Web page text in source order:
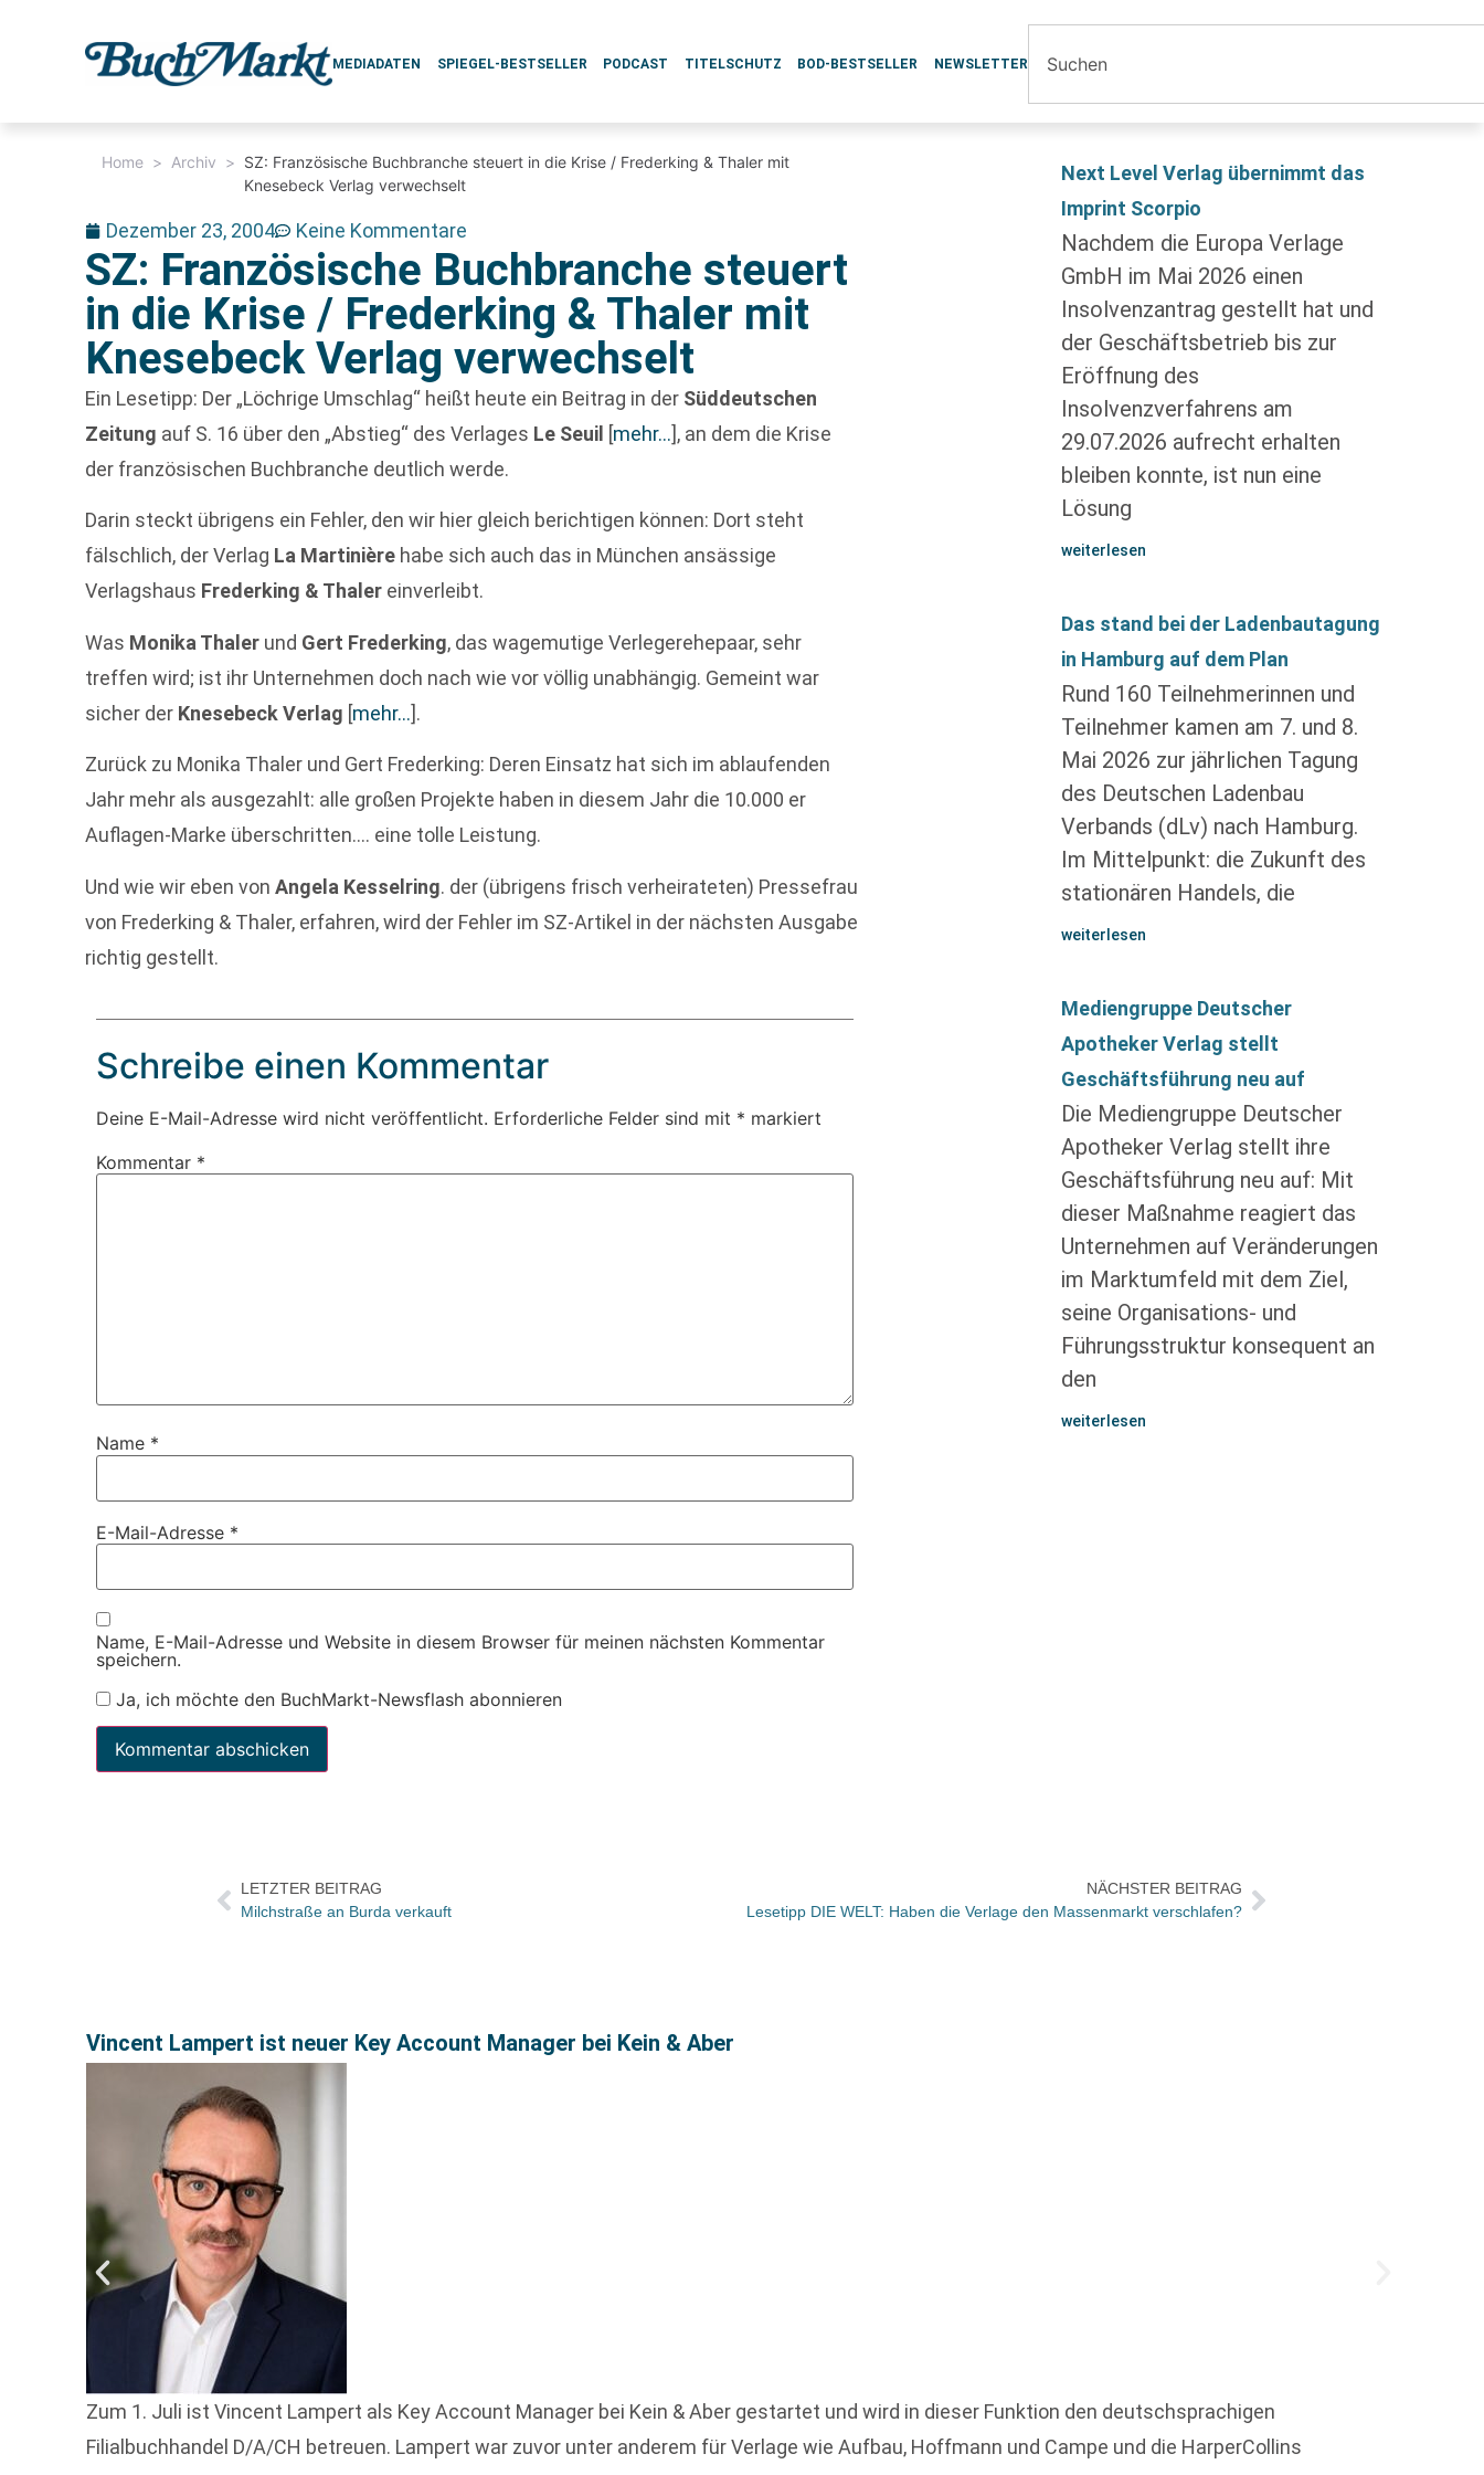
MEDIADATEN SPIEGEL-BESTSELLER PODCAST TITELSCHUTZ BOD-BESTSELLER NEWSLETTER
Home > Archiv > SZ: Französische Buchbranche steuert in die Krise / Frederking & Thaler mit
Knesebeck Verlag verwechselt
Dezember 23, 2004 Keine Kommentare
SZ: Französische Buchbranche steuert
in die Krise / Frederking & Thaler mit
Knesebeck Verlag verwechselt
Ein Lesetipp: Der „Löchrige Umschlag“ heißt heute ein Beitrag in der Süddeutschen
Zeitung auf S. 16 über den „Abstieg“ des Verlages Le Seuil [mehr…], an dem die Krise
der französischen Buchbranche deutlich werde.
Darin steckt übrigens ein Fehler, den wir hier gleich berichtigen können: Dort steht
fälschlich, der Verlag La Martinière habe sich auch das in München ansässige
Verlagshaus Frederking & Thaler einverleibt.
Was Monika Thaler und Gert Frederking, das wagemutige Verlegerehepaar, sehr
treffen wird; ist ihr Unternehmen doch nach wie vor völlig unabhängig. Gemeint war
sicher der Knesebeck Verlag [mehr…].
Zurück zu Monika Thaler und Gert Frederking: Deren Einsatz hat sich im ablaufenden
Jahr mehr als ausgezahlt: alle großen Projekte haben in diesem Jahr die 10.000 er
Auflagen-Marke überschritten…. eine tolle Leistung.
Und wie wir eben vonAngela Kesselring. der (übrigens frisch verheirateten) Pressefrau
von Frederking & Thaler, erfahren, wird der Fehler im SZ-Artikel in der nächsten Ausgabe
richtig gestellt.
Schreibe einen Kommentar
Deine E-Mail-Adresse wird nicht veröffentlicht. Erforderliche Felder sind mit * markiert
Kommentar *
Name *
E-Mail-Adresse *
Name, E-Mail-Adresse und Website in diesem Browser für meinen nächsten Kommentar
speichern.
Ja, ich möchte den BuchMarkt-Newsflash abonnieren
Next Level Verlag übernimmt das
Imprint Scorpio
Nachdem die Europa Verlage
GmbH im Mai 2026 einen
Insolvenzantrag gestellt hat und
der Geschäftsbetrieb bis zur
Eröffnung des
Insolvenzverfahrens am
29.07.2026 aufrecht erhalten
bleiben konnte, ist nun eine
Lösung
weiterlesen
Das stand bei der Ladenbautagung
in Hamburg auf dem Plan
Rund 160 Teilnehmerinnen und
Teilnehmer kamen am 7. und 8.
Mai 2026 zur jährlichen Tagung
des Deutschen Ladenbau
Verbands (dLv) nach Hamburg.
Im Mittelpunkt: die Zukunft des
stationären Handels, die
weiterlesen
Mediengruppe Deutscher
Apotheker Verlag stellt
Geschäftsführung neu auf
Die Mediengruppe Deutscher
Apotheker Verlag stellt ihre
Geschäftsführung neu auf: Mit
dieser Maßnahme reagiert das
Unternehmen auf Veränderungen
im Marktumfeld mit dem Ziel,
seine Organisations- und
Führungsstruktur konsequent an
den
weiterlesen
LETZTER BEITRAG
Milchstraße an Burda verkauft
NÄCHSTER BEITRAG
Lesetipp DIE WELT: Haben die Verlage den Massenmarkt verschlafen?
Vincent Lampert ist neuer Key Account Manager bei Kein & Aber
Zum 1. Juli ist Vincent Lampert als Key Account Manager bei Kein & Aber gestartet und wird in dieser Funktion den deutschsprachigen
Filialbuchhandel D/A/CH betreuen. Lampert war zuvor unter anderem für Verlage wie Aufbau, Hoffmann und Campe und die HarperCollins